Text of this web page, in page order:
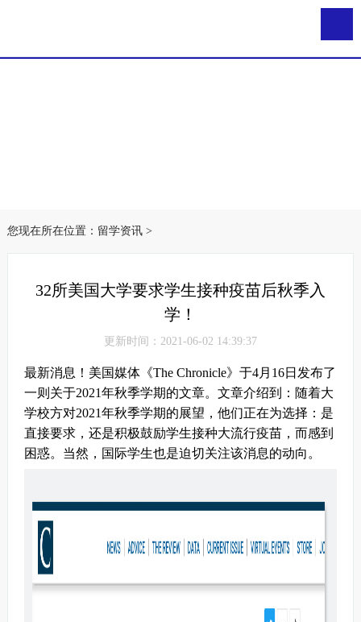
您现在所在位置： 留学资讯>
32所美国大学要求学生接种疫苗后秋季入
学！
更新时间：2021-06-02 14:39:37
最新消息！美国媒体《The Chronicle》于4月16日发布了
一则关于2021年秋季学期的文章。文章介绍到：随着大
学校方对2021年秋季学期的展望，他们正在为选择：是
直接要求，还是积极鼓励学生接种大流行疫苗，而感到
困惑。当然，国际学生也是迫切关注该消息的动向。